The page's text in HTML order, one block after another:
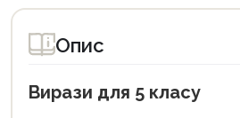
Опис
Вирази для 5 класу